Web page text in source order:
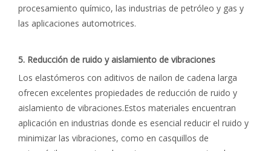
procesamiento químico, las industrias de petróleo y gas y
las aplicaciones automotrices.
5. Reducción de ruido y aislamiento de vibraciones
Los elastómeros con aditivos de nailon de cadena larga
ofrecen excelentes propiedades de reducción de ruido y
aislamiento de vibraciones.Estos materiales encuentran
aplicación en industrias donde es esencial reducir el ruido y
minimizar las vibraciones, como en casquillos de